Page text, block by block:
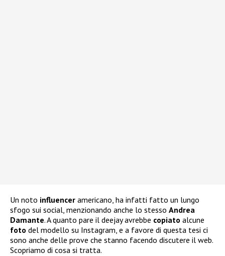
Un noto influencer americano, ha infatti fatto un lungo
sfogo sui social, menzionando anche lo stesso Andrea
Damante. A quanto pare il deejay avrebbe copiato alcune
foto del modello su Instagram, e a favore di questa tesi ci
sono anche delle prove che stanno facendo discutere il web.
Scopriamo di cosa si tratta.